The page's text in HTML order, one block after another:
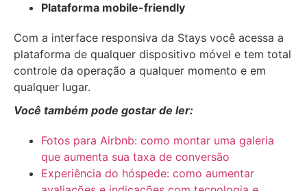
Plataforma mobile-friendly
Com a interface responsiva da Stays você acessa a
plataforma de qualquer dispositivo móvel e tem total
controle da operação a qualquer momento e em
qualquer lugar.
Você também pode gostar de ler:
Fotos para Airbnb: como montar uma galeria
que aumenta sua taxa de conversão
Experiência do hóspede: como aumentar